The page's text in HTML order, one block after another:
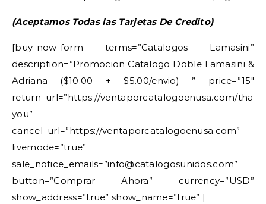
(Aceptamos Todas las Tarjetas De Credito)
[buy-now-form terms=”Catalogos Lamasini”
description=”Promocion Catalogo Doble Lamasini &
Adriana ($10.00 + $5.00/envio) ” price=”15″
return_url=”https://ventaporcatalogoenusa.com/
you”
cancel_url=”https://ventaporcatalogoenusa.com”
livemode=”true”
sale_notice_emails=”info@catalogosunidos.com”
button=”Comprar Ahora” currency=”USD”
show_address=”true” show_name=”true” ]